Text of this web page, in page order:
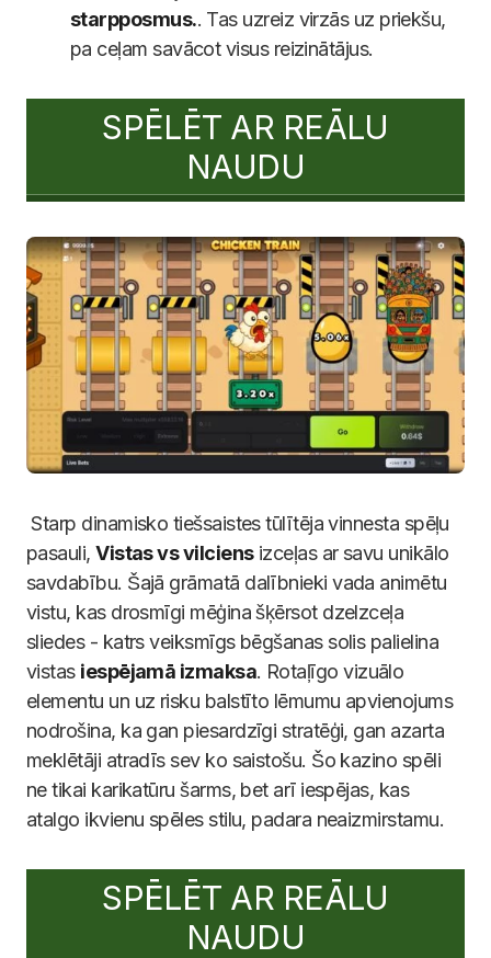
starpposmus.. Tas uzreiz virzās uz priekšu,
pa ceļam savācot visus reizinātājus.
SPĒLĒT AR REĀLU
NAUDU
Starp dinamisko tiešsaistes tūlītēja vinnesta spēļu
pasauli,Vistas vs vilciensizceļas ar savu unikālo
savdabību. Šajā grāmatā dalībnieki vada animētu
vistu, kas drosmīgi mēģina šķērsot dzelzceļa
sliedes - katrs veiksmīgs bēgšanas solis palielina
vistas iespējamā izmaksa. Rotaļīgo vizuālo
elementu un uz risku balstīto lēmumu apvienojums
nodrošina, ka gan piesardzīgi stratēģi, gan azarta
meklētāji atradīs sev ko saistošu. Šo kazino spēli
ne tikai karikatūru šarms, bet arī iespējas, kas
atalgo ikvienu spēles stilu, padara neaizmirstamu.
SPĒLĒT AR REĀLU
NAUDU